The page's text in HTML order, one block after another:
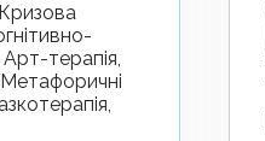
терапія,